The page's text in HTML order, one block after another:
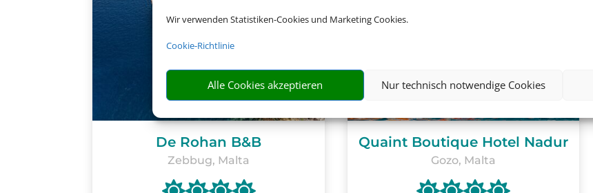
Wir verwenden Statistiken-Cookies und Marketing Cookies.
Cookie-Richtlinie
Alle Cookies akzeptieren Nur technisch notwendige Cookies
De Rohan B&B
Zebbug, Malta
Quaint Boutique Hotel Nadur
Gozo, Malta